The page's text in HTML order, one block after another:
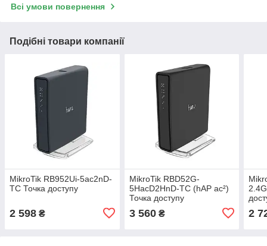
Всі умови повернення
Подібні товари компанії
MikroTik RB952Ui-5ac2nD-
TC Точка доступу
2 598 ₴
MikroTik RBD52G-
5HacD2HnD-TC (hAP ac²)
Точка доступу
3 560₴ 2